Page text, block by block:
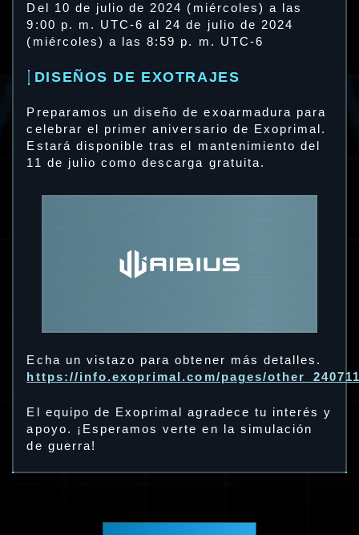
Del 10 de julio de 2024 (miércoles) a las
9:00 p. m. UTC-6 al 24 de julio de 2024
(miércoles) a las 8:59 p. m. UTC-6
DISEÑOS DE EXOTRAJES
Preparamos un diseño de exoarmadura para
celebrar el primer aniversario de Exoprimal.
Estará disponible tras el mantenimiento del
11 de julio como descarga gratuita.
Echa un vistazo para obtener más detalles.
https://info.exoprimal.com/pages/
El equipo de Exoprimal agradece tu interés y
apoyo. ¡Esperamos verte en la simulación
de guerra!